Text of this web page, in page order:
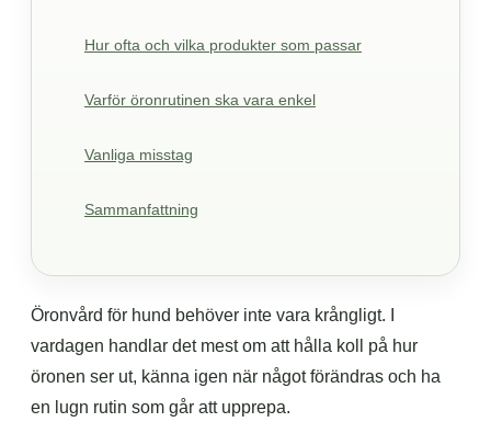
Hur ofta och vilka produkter som passar
Varför öronrutinen ska vara enkel
Vanliga misstag
Sammanfattning
Öronvård för hund behöver inte vara krångligt. I
vardagen handlar det mest om att hålla koll på hur
öronen ser ut, känna igen när något förändras och ha
en lugn rutin som går att upprepa.